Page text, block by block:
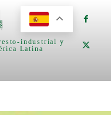
industrial y
Latina